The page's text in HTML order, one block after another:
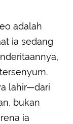
adalah
ia sedang
lahir—dari
bukan
ia